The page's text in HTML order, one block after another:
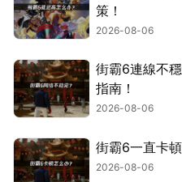
策！
2026-08-06
街霸6連線不
指南！
2026-08-06
街霸6一直卡
2026-08-06